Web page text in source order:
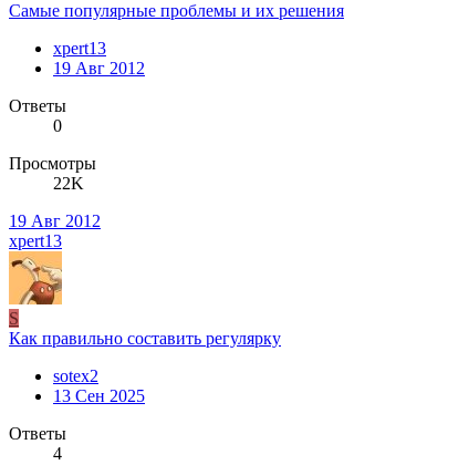
Самые популярные проблемы и их решения
xpert13
19 Авг 2012
Ответы
0
Просмотры
22K
19 Авг 2012
xpert13
S
Как правильно составить регулярку
sotex2
13 Сен 2025
Ответы
4